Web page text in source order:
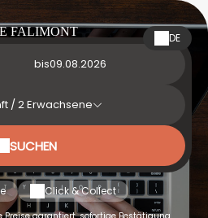
FALIMONT DE
bis
/2Erwachsene
SUCHEN
Click & Collect